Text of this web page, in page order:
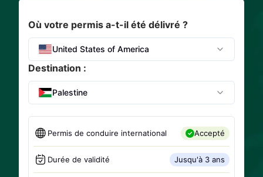
Où votre permis a-t-il été délivré ?
United States of America
Destination :
Palestine
Permis de conduire international Accepté
Durée de validité Jusqu'à 3 ans